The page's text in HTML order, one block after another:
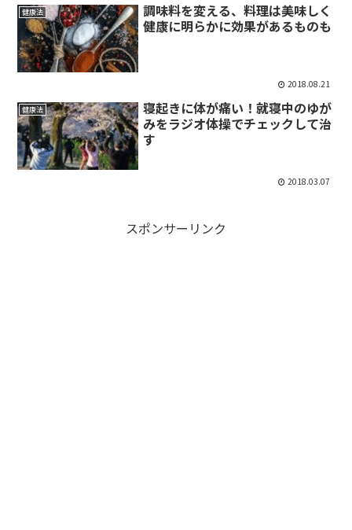
健康法
調味料を変える、料理は美味しく
健康に明らかに効果があるものも
2018.08.21
健康法
寝起きに体が痛い！就寝中のゆが
みをラジオ体操でチェックして治
す
2018.03.07
スポンサーリンク